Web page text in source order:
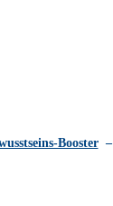
Booster–